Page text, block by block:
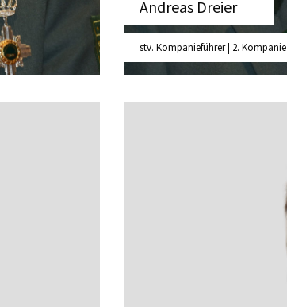
Andreas Dreier
stv. Kompanieführer | 2. Kompanie